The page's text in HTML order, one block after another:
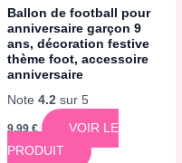
Ballon de football pour
anniversaire garçon 9
ans, décoration festive
thème foot, accessoire
anniversaire
Note 4.2sur 5
9,99€
VOIR LE
PRODUIT